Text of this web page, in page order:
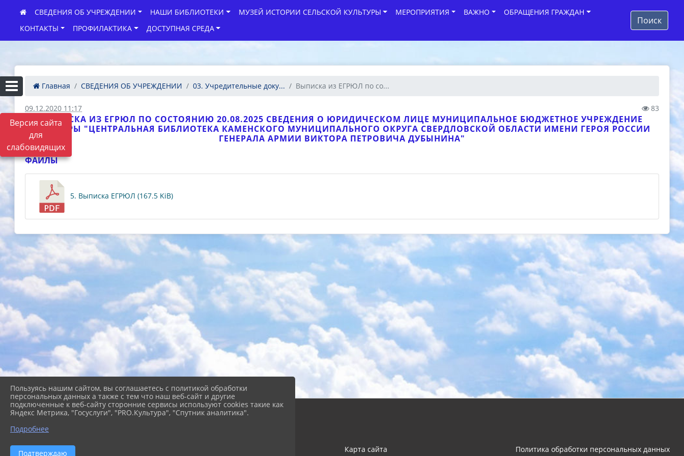
Версия сайта
для
слабовидящих
СВЕДЕНИЯ ОБ УЧРЕЖДЕНИИ НАШИ БИБЛИОТЕКИ МУЗЕЙ ИСТОРИИ СЕЛЬСКОЙ КУЛЬТУРЫ МЕРОПРИЯТИЯ ВАЖНО
ОБРАЩЕНИЯ ГРАЖДАН
КОНТАКТЫ
ПРОФИЛАКТИКА ДОСТУПНАЯ СРЕДА
Поиск
Главная СВЕДЕНИЯ ОБ УЧРЕЖДЕНИИ 03. Учредительные доку... Выписка из ЕГРЮЛ по со...
09.12.2020 11:17 83
ВЫПИСКА ИЗ ЕГРЮЛ ПО СОСТОЯНИЮ 20.08.2025 СВЕДЕНИЯ О ЮРИДИЧЕСКОМ ЛИЦЕ МУНИЦИПАЛЬНОЕ БЮДЖЕТНОЕ УЧРЕЖДЕНИЕ
КУЛЬТУРЫ "ЦЕНТРАЛЬНАЯ БИБЛИОТЕКА КАМЕНСКОГО МУНИЦИПАЛЬНОГО ОКРУГА СВЕРДЛОВСКОЙ ОБЛАСТИ ИМЕНИ ГЕРОЯ РОССИИ
ГЕНЕРАЛА АРМИИ ВИКТОРА ПЕТРОВИЧА ДУБЫНИНА"
ФАЙЛЫ
5. Выписка ЕГРЮЛ (167.5 KiB)
2026 г. cb-kgo.ru Карта сайта Политика обработки персональных данных
Пользуясь нашим сайтом, вы соглашаетесь с политикой обработки
персональных данных а также с тем что наш веб-сайт и другие
подключенные к веб-сайту сторонние сервисы используют cookies такие как
Яндекс Метрика, "Госуслуги", "PRO.Культура", "Спутник аналитика".
Подробнее
Подтверждаю